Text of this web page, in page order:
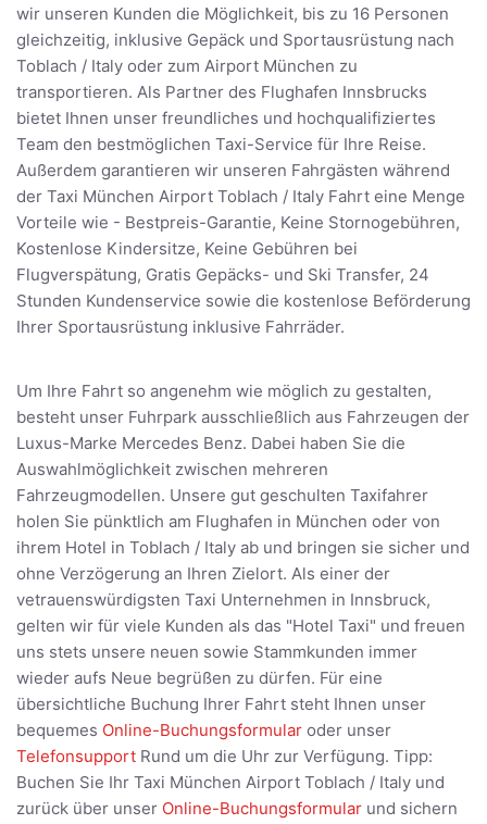
wir unseren Kunden die Möglichkeit, bis zu 16 Personen
gleichzeitig, inklusive Gepäck und Sportausrüstung nach
Toblach / Italy oder zum Airport München zu
transportieren. Als Partner des Flughafen Innsbrucks
bietet Ihnen unser freundliches und hochqualifiziertes
Team den bestmöglichen Taxi-Service für Ihre Reise.
Außerdem garantieren wir unseren Fahrgästen während
der Taxi München Airport Toblach / Italy Fahrt eine Menge
Vorteile wie - Bestpreis-Garantie, Keine Stornogebühren,
Kostenlose Kindersitze, Keine Gebühren bei
Flugverspätung, Gratis Gepäcks- und Ski Transfer, 24
Stunden Kundenservice sowie die kostenlose Beförderung
Ihrer Sportausrüstung inklusive Fahrräder.
Um Ihre Fahrt so angenehm wie möglich zu gestalten,
besteht unser Fuhrpark ausschließlich aus Fahrzeugen der
Luxus-Marke Mercedes Benz. Dabei haben Sie die
Auswahlmöglichkeit zwischen mehreren
Fahrzeugmodellen. Unsere gut geschulten Taxifahrer
holen Sie pünktlich am Flughafen in München oder von
ihrem Hotel in Toblach / Italy ab und bringen sie sicher und
ohne Verzögerung an Ihren Zielort. Als einer der
vetrauenswürdigsten Taxi Unternehmen in Innsbruck,
gelten wir für viele Kunden als das "Hotel Taxi" und freuen
uns stets unsere neuen sowie Stammkunden immer
wieder aufs Neue begrüßen zu dürfen. Für eine
übersichtliche Buchung Ihrer Fahrt steht Ihnen unser
bequemes Online-Buchungsformular oder unser
Telefonsupport Rund um die Uhr zur Verfügung. Tipp:
Buchen Sie Ihr Taxi München Airport Toblach / Italy und
zurück über unser Online-Buchungsformular und sichern